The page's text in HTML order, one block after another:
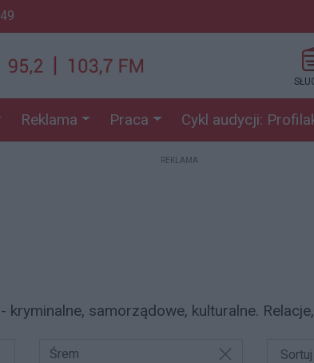
Reklama Praca Cykl audycji:
REKLAMA
samorządowe, kulturalne.
Śrem